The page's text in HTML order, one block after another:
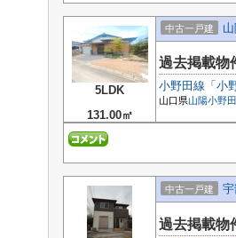
5LDK
131.00㎡
中古一戸建
過去掲載物
小野田線 「 小
山口県山陽小野
中古一戸建
過去掲載物